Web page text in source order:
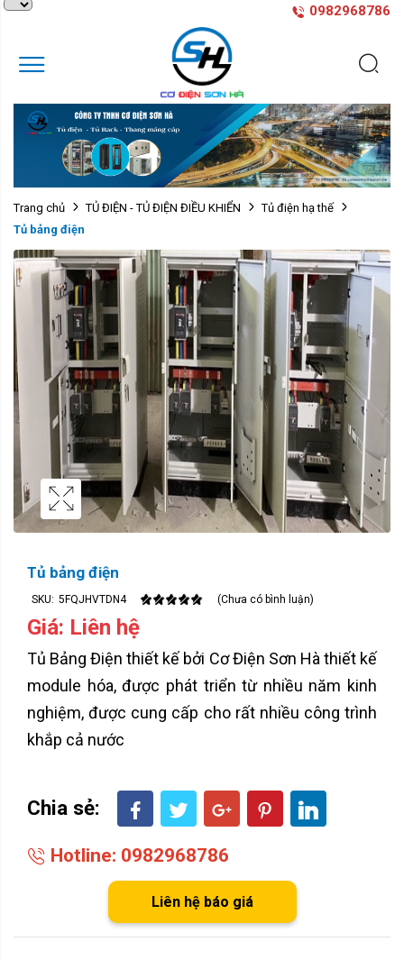
0982968786
Trang chủ TỦ ĐIỆN - TỦ ĐIỆN ĐIỀU KHIỂN
Tủ điện hạ thế
Tủ bảng điện
Tủ bảng điện
SKU: 5FQJHVTDN4 (Chưa có bình luận)
Giá: Liên hệ
Tủ Bảng Điện thiết kế bởi Cơ Điện Sơn Hà thiết kế
module hóa, được phát triển từ nhiều năm kinh
nghiệm, được cung cấp cho rất nhiều công trình
khắp cả nước
Chia sẻ:
Hotline: 0982968786
Liên hệ báo giá